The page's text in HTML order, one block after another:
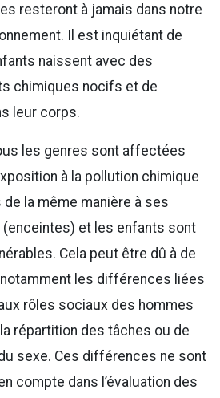
resteront à jamais dans notre
Il est inquiétant de
naissent avec des
chimiques nocifs et de
leur corps.
les genres sont affectées
à la pollution chimique
la même manière à ses
et les enfants sont
Cela peut être dû à de
les différences liées
rôles sociaux des hommes
répartition des tâches ou de
sexe. Ces différences ne sont
compte dans l’évaluation des